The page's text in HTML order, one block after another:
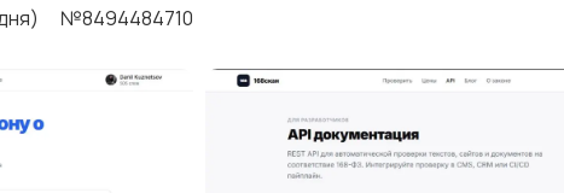
№8494484710